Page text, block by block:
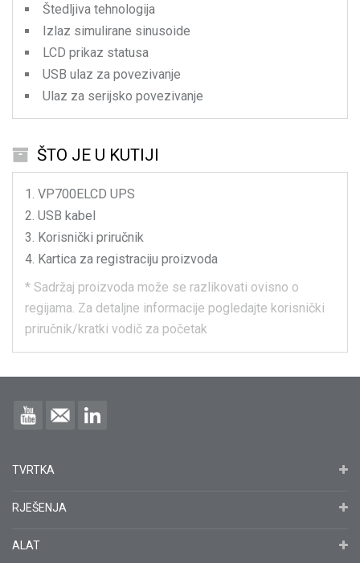
Štedljiva tehnologija
Izlaz simulirane sinusoide
LCD prikaz statusa
USB ulaz za povezivanje
Ulaz za serijsko povezivanje
ŠTO JE U KUTIJI
VP700ELCD UPS
USB kabel
Korisnički priručnik
Kartica za registraciju proizvoda
* Sadržaj proizvoda može se razlikovati ovisno o
regijama. Za detaljne informacije pogledajte korisnički
priručnik/kratki vodič za početak
TVRTKA
RJEŠENJA
ALAT